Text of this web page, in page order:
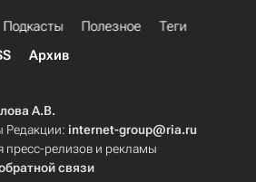
Подкасты Полезное
Теги
Архив
А.В.
Редакции:internet-group@ria.ru
релизов и рекламы
связи